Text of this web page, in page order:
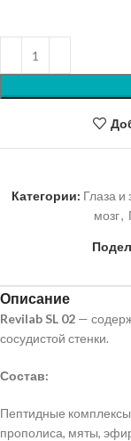
Категории: Глаза и
мозг,
Описание
Revilab SL 02 —
сосудистой стенки.
Состав:
Пептидные
прополиса, мяты,